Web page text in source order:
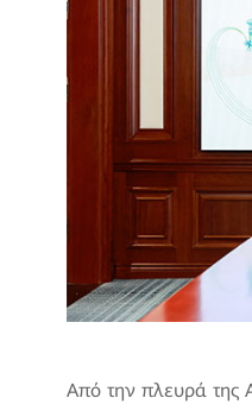
Από την πλευρά της